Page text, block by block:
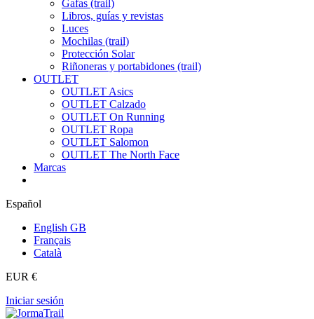
Gafas (trail)
Libros, guías y revistas
Luces
Mochilas (trail)
Protección Solar
Riñoneras y portabidones (trail)
OUTLET
OUTLET Asics
OUTLET Calzado
OUTLET On Running
OUTLET Ropa
OUTLET Salomon
OUTLET The North Face
Marcas
Español
English GB
Français
Català
EUR €
Iniciar sesión